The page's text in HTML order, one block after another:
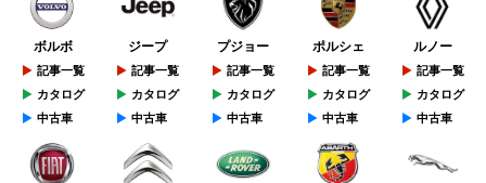
ボルボ
記事一覧
カタログ
中古車
ジープ
記事一覧
カタログ
中古車
プジョー
記事一覧
カタログ
中古車
ポルシェ
記事一覧
カタログ
中古車
ルノー
記事一覧
カタログ
中古車